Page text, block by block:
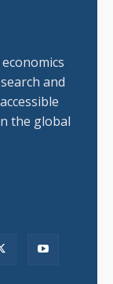
and
the global